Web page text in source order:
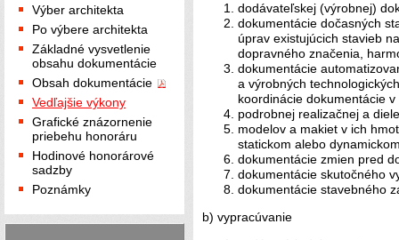
Výber architekta
Po výbere architekta
Základné vysvetlenie
obsahu dokumentácie
Obsah dokumentácie
Vedľajšie výkony
Grafické znázornenie
priebehu honoráru
Hodinové honorárové
sadzby
Poznámky
dodávateľskej (výrobnej)
dokumentácie dočasných
úprav existujúcich stavieb
dopravného značenia,
dokumentácie
a výrobných
koordinácie dokumentácie
podrobnej realizačnej a
modelov a makiet v ich
statickom alebo
dokumentácie zmien pred
dokumentácie skutočného
dokumentácie stavebného
b) vypracúvanie